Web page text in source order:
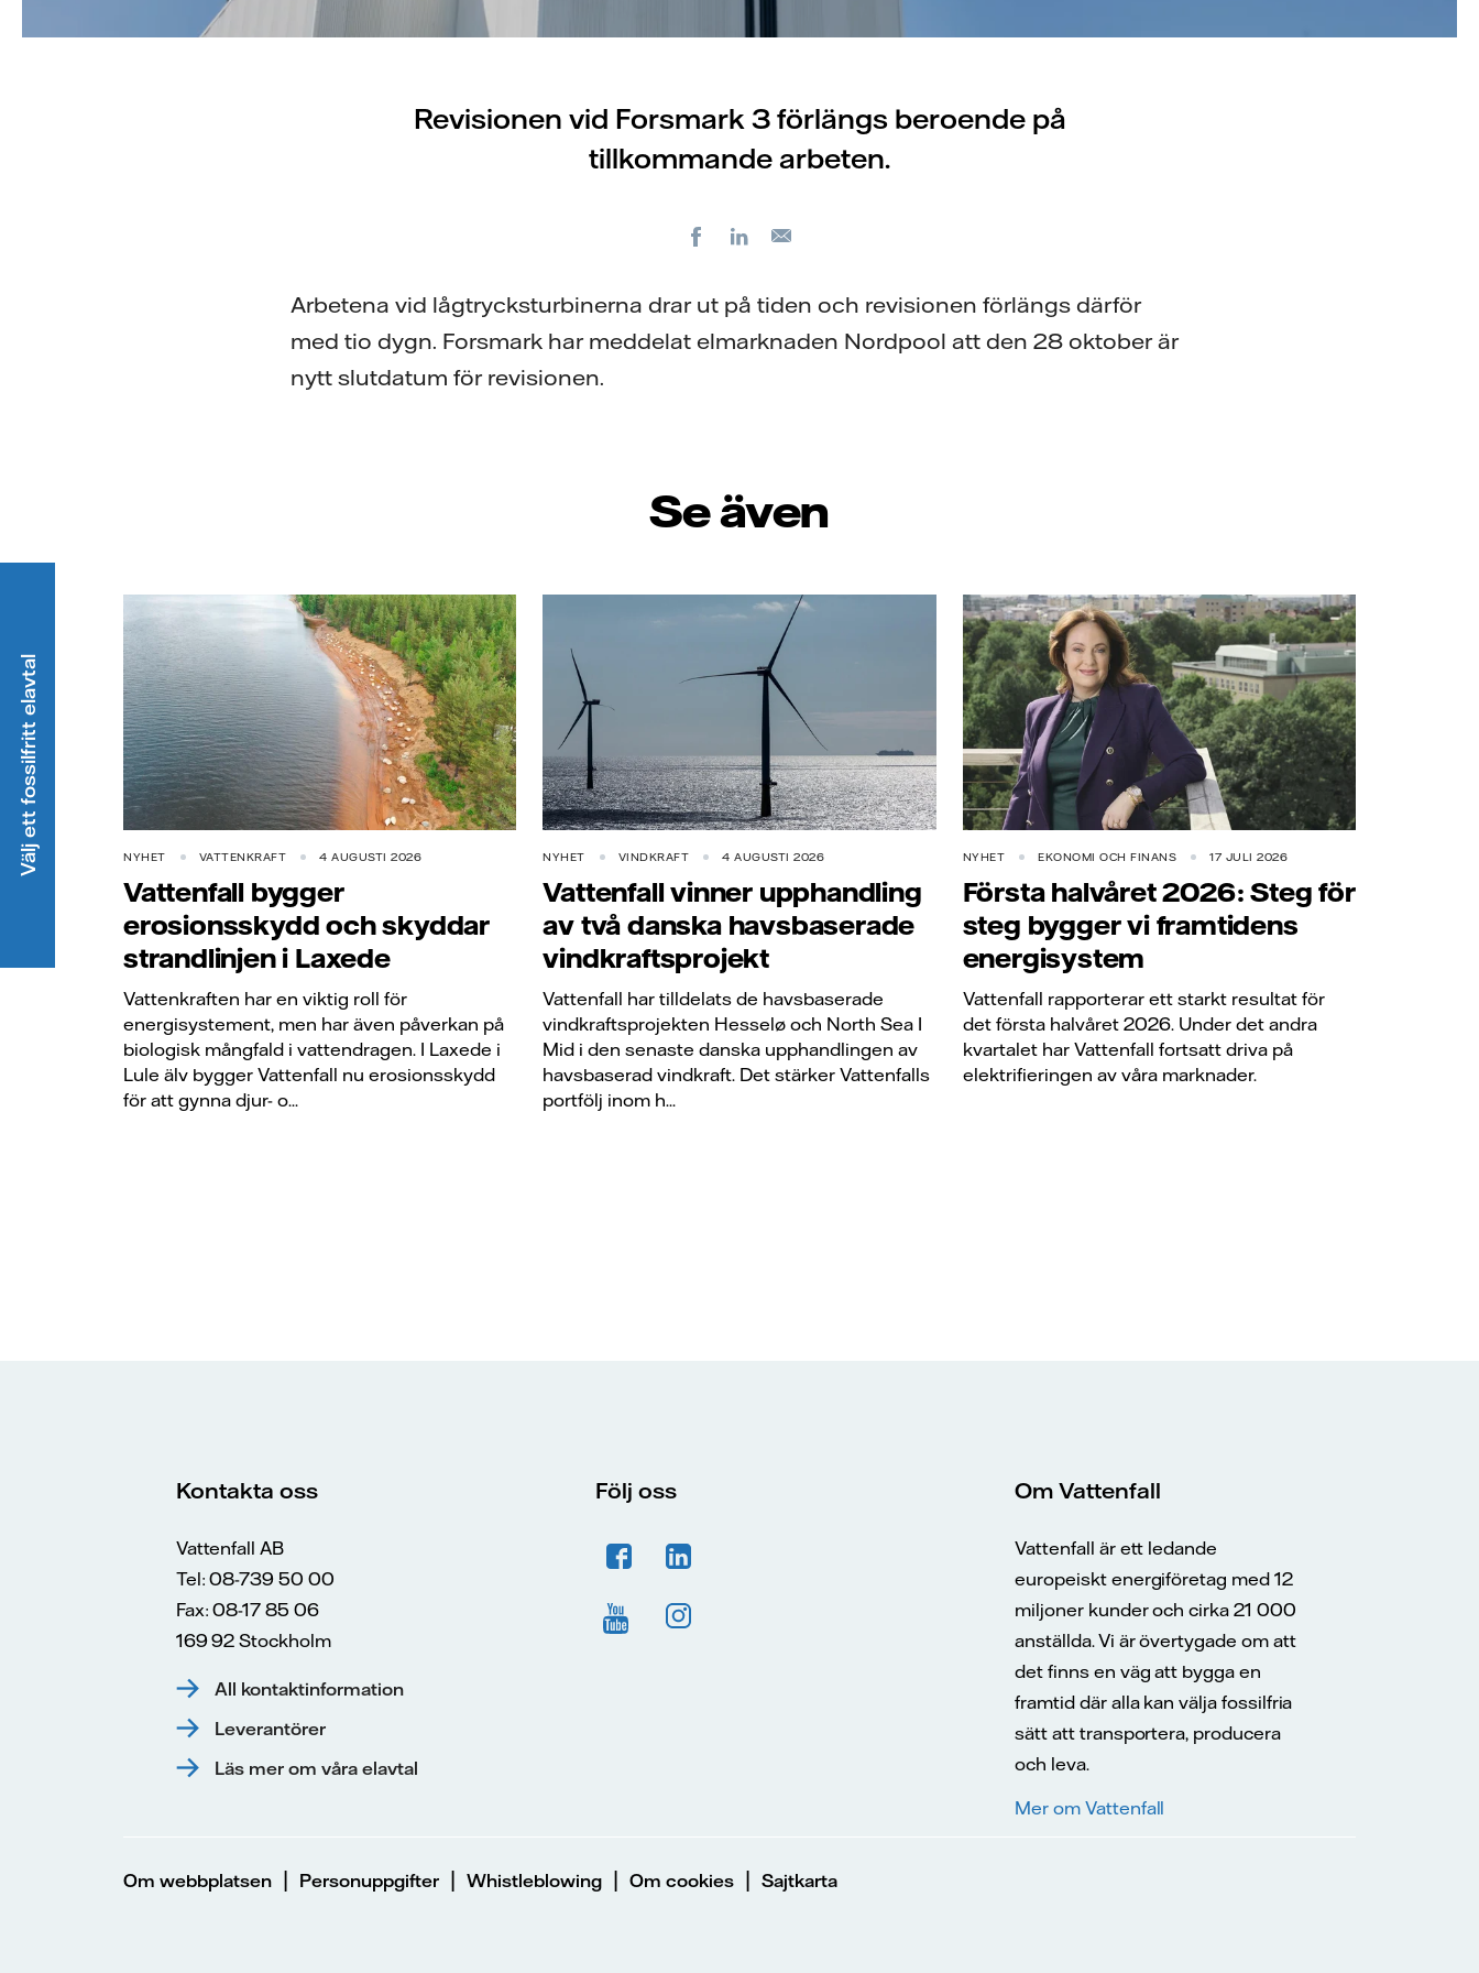
Revisionen vid Forsmark 3 förlängs beroende på
tillkommande arbeten.
FacebookLinkedIn
Arbetena vid lågtrycksturbinerna drar ut på tiden och revisionen förlängs därför
med tio dygn. Forsmark har meddelat elmarknaden Nordpool att den 28 oktober är
nytt slutdatum för revisionen.
Se även
NYHET VATTENKRAFT 4 AUGUSTI 2026
Vattenfall bygger
erosionsskydd och skyddar
strandlinjen i Laxede
Vattenkraften har en viktig roll för
energisystement, men har även påverkan på
biologisk mångfald i vattendragen. I Laxede i
Lule älv bygger Vattenfall nu erosionsskydd
för att gynna djur- o...
NYHET VINDKRAFT 4 AUGUSTI 2026
Vattenfall vinner upphandling
av två danska havsbaserade
vindkraftsprojekt
Vattenfall har tilldelats de havsbaserade
vindkraftsprojekten Hesselø och North Sea I
Mid i den senaste danska upphandlingen av
havsbaserad vindkraft. Det stärker Vattenfalls
portfölj inom h...
NYHET EKONOMI OCH FINANS 17 JULI 2026
Första halvåret 2026: Steg för
steg bygger vi framtidens
energisystem
Vattenfall rapporterar ett starkt resultat för
det första halvåret 2026. Under det andra
kvartalet har Vattenfall fortsatt driva på
elektrifieringen av våra marknader.
Välj ett fossilfritt elavtal
Kontakta oss
Vattenfall AB
Tel: 08-739 50 00
Fax: 08-17 85 06
169 92 Stockholm
All kontaktinformation
Leverantörer
Läs mer om våra elavtal
Följ oss Om Vattenfall
Vattenfall är ett ledande
europeiskt energiföretag med 12
miljoner kunder och cirka 21 000
anställda. Vi är övertygade om att
det finns en väg att bygga en
framtid där alla kan välja fossilfria
sätt att transportera, producera
och leva.
Mer om Vattenfall
Om webbplatsen | Personuppgifter | Whistleblowing | Om cookies | Sajtkarta